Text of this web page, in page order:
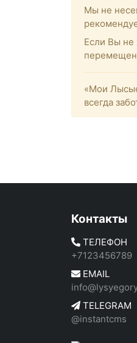
Мы не
Если Вы не
«Мои
всегда
Контакты
ТЕЛЕФОН
+7123456789
EMAIL
TELEGRAM
@instantcms